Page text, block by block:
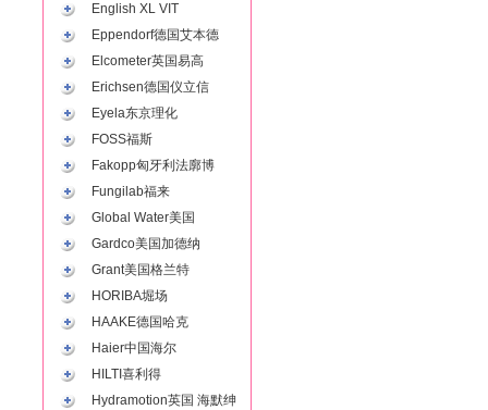
English XL VIT
Eppendorf德国艾本德
Elcometer英国易高
Erichsen德国仪立信
Eyela东京理化
FOSS福斯
Fakopp匈牙利法廓博
Fungilab福来
Global Water美国
Gardco美国加德纳
Grant美国格兰特
HORIBA堀场
HAAKE德国哈克
Haier中国海尔
HILTI喜利得
Hydramotion英国 海默绅